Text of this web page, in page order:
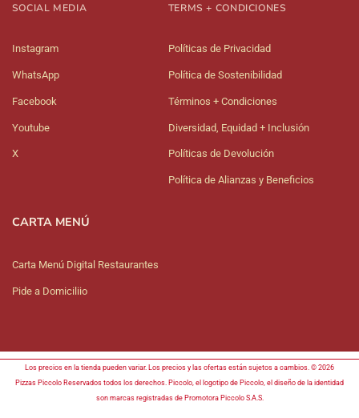
SOCIAL MEDIA
Instagram
WhatsApp
Facebook
Youtube
X
TERMS + CONDICIONES
Políticas de Privacidad
Política de Sostenibilidad
Términos + Condiciones
Diversidad, Equidad + Inclusión
Políticas de Devolución
Política de Alianzas y Beneficios
CARTA MENÚ
Carta Menú Digital Restaurantes
Pide a Domiciliio
Los precios en la tienda pueden variar. Los precios y las ofertas están sujetos a cambios. © 2026
Pizzas Piccolo Reservados todos los derechos. Piccolo, el logotipo de Piccolo, el diseño de la identidad
son marcas registradas de Promotora Piccolo S.A.S.